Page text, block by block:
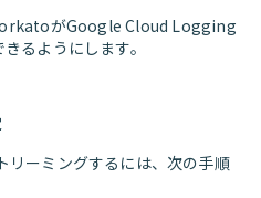
がGoogle Cloud Logging
るようにします。
ーミングするには、次の手順